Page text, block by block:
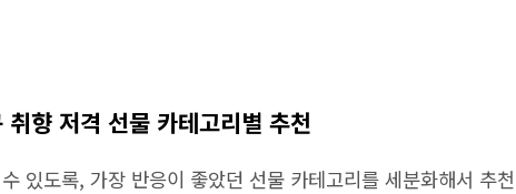
향 저격 선물 카테고리별 추천
있도록, 가장 반응이 좋았던 선물 카테고리를 세분화해서 추천